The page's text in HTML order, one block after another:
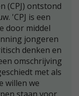
(CPJ) ontstond
'CPJ is een
door middel
jongeren
denken en
omschrijving
met als
willen we